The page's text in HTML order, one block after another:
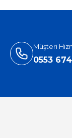
Müşteri
0553 674